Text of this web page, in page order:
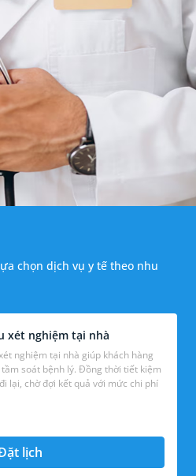
chọn dịch vụ y tế theo nhu
xét nghiệm tại nhà
nghiệm tại nhà giúp khách hàng
soát bệnh lý. Đồng thời tiết kiệm
mức chi phí
lịch